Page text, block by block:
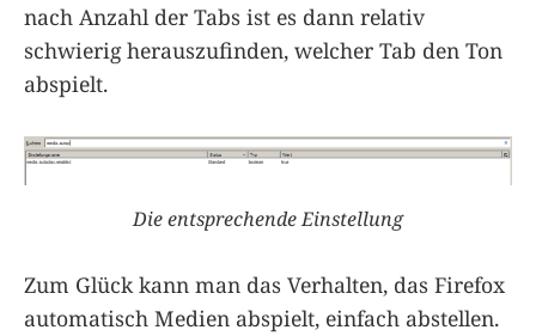
nach Anzahl der Tabs ist es dann relativ
schwierig herauszufinden, welcher Tab den Ton
abspielt.
Die entsprechende Einstellung
Zum Glück kann man das Verhalten, das Firefox
automatisch Medien abspielt, einfach abstellen.